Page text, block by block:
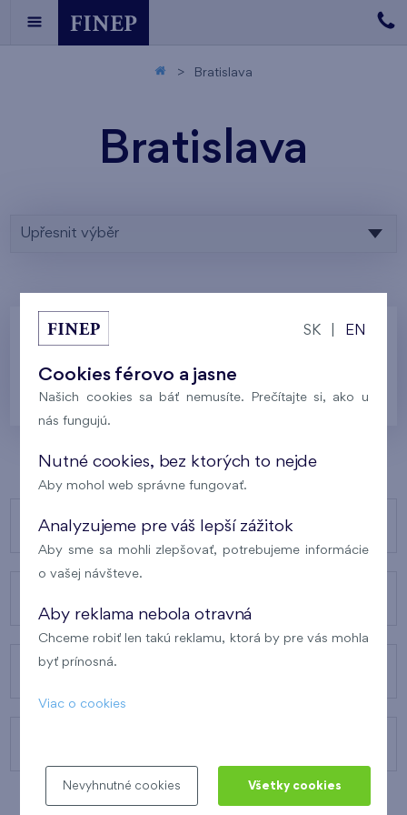
Bratislava
Bratislava
Upřesnit výběr
Zadaným parametrom nezodpovedá žiadny
výsledok, skúste ich prosím upraviť.
NAŠE PROJEKTY
NAŠE SLUŽBY
SK EN
Cookies férovo a jasne
Našich cookies sa báť nemusíte. Prečítajte si, ako u
nás fungujú.
Nutné cookies, bez ktorých to nejde
Aby mohol web správne fungovať.
Analyzujeme pre váš lepší zážitok
Aby sme sa mohli zlepšovať, potrebujeme informácie
o vašej návšteve.
Aby reklama nebola otravná
Chceme robiť len takú reklamu, ktorá by pre vás mohla
byť prínosná.
Viac o cookies
Nevyhnutné cookies Všetky cookies